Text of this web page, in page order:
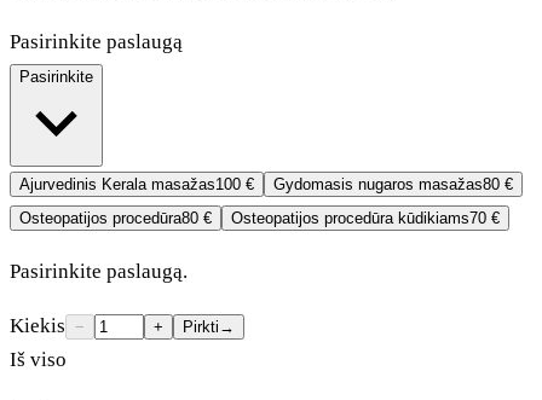
Pasirinkite paslaugą
Pasirinkite
Ajurvedinis Kerala masažas100 € Gydomasis nugaros masažas80 €
Osteopatijos procedūra80 € Osteopatijos procedūra kūdikiams70 €
Pasirinkite paslaugą.
Kiekis − + Pirkti →
Iš viso